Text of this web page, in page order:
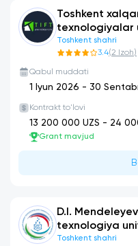
Toshkent
texnologiyalar
Toshkent shahri
3.4(2 Izoh)
Qabul muddati
1 Iyun 2026 - 30
Kontrakt to'lovi
13 200 000 UZS - 24
Grant mavjud
D.I.
texnologiya
shahridagi filiali
Toshkent shahri